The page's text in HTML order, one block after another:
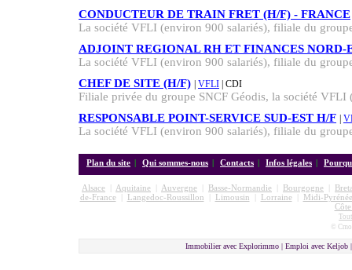
CONDUCTEUR DE TRAIN FRET (H/F) - FRANCE
La société VFLI (environ 900 salariés), filiale du
ADJOINT REGIONAL RH ET FINANCES NORD-
La société VFLI (environ 900 salariés), filiale du
CHEF DE SITE (H/F)
VFLI | CDI
Filiale privée du groupe SNCF Géodis, la société VFLI
RESPONSABLE POINT-SERVICE SUD-EST H/F
La société VFLI (environ 900 salariés), filiale du
Plan du site | Qui sommes-nous | Contacts | Infos légales |
Alsace Aquitaine Auvergne Basse-Normandie Bourgogne
de-France| Langedoc-Roussillon Limousin Lorraine|
Midi-
©
Immobilier avec Explorimmo | Emploi avec Keljob